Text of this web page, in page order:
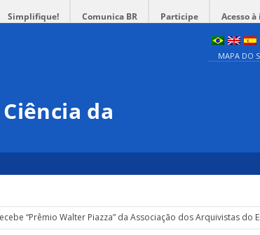
Simplifique! Comunica BR Participe Acesso
MAPA DO
da
“Prêmio Walter Piazza” da Associação dos Arquivistas do